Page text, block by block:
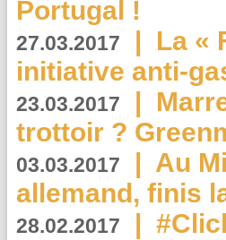
Portugal !
27.03.2017 | La «
initiative anti-
23.03.2017 |
trottoir ?
03.03.2017 | Au
allemand, finis
28.02.2017 |